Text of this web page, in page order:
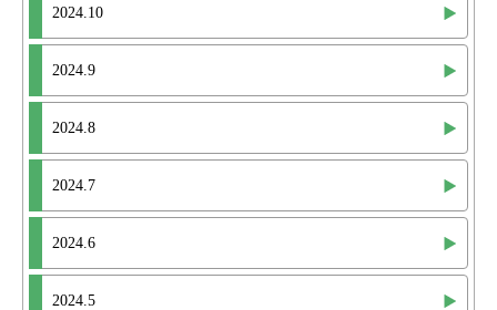
2024.10
2024.9
2024.8
2024.7
2024.6
2024.5